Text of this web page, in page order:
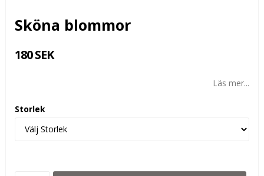
Sköna blommor
180 SEK
Läs mer...
Storlek